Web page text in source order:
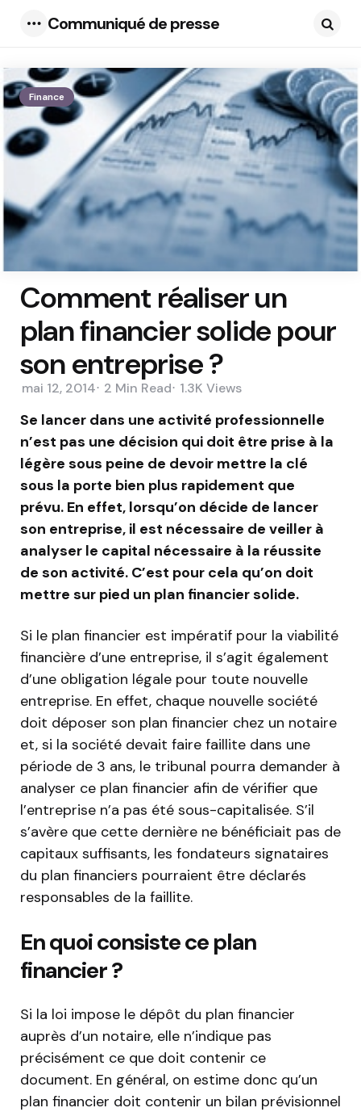
Communiqué de presse
Finance
Comment réaliser un
plan financier solide pour
son entreprise ?
mai 12, 2014 2 Min Read 1.3K Views
Se lancer dans une activité professionnelle
n’est pas une décision qui doit être prise à la
légère sous peine de devoir mettre la clé
sous la porte bien plus rapidement que
prévu. En effet, lorsqu’on décide de lancer
son entreprise, il est nécessaire de veiller à
analyser le capital nécessaire à la réussite
de son activité. C’est pour cela qu’on doit
mettre sur pied un plan financier solide.
Si le plan financier est impératif pour la viabilité
financière d’une entreprise, il s’agit également
d’une obligation légale pour toute nouvelle
entreprise. En effet, chaque nouvelle société
doit déposer son plan financier chez un notaire
et, si la société devait faire faillite dans une
période de 3 ans, le tribunal pourra demander à
analyser ce plan financier afin de vérifier que
l’entreprise n’a pas été sous-capitalisée. S’il
s’avère que cette dernière ne bénéficiait pas de
capitaux suffisants, les fondateurs signataires
du plan financiers pourraient être déclarés
responsables de la faillite.
En quoi consiste ce plan
financier ?
Si la loi impose le dépôt du plan financier
auprès d’un notaire, elle n’indique pas
précisément ce que doit contenir ce
document. En général, on estime donc qu’un
plan financier doit contenir un bilan prévisionnel